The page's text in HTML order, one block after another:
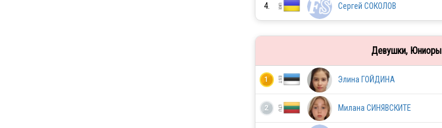
4. Сергей СОКОЛОВ
Девушки, Юниоры
1 Элина ГОЙДИНА
2 Милана СИНЯВСКИТЕ